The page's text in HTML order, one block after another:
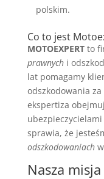
polskim.
Co to jest
MOTOEXPERTto
prawnychi
lat pomagamy
odszkodowania
ekspertiza
sprawia, że
odszkodowaniachw
Nasza misja